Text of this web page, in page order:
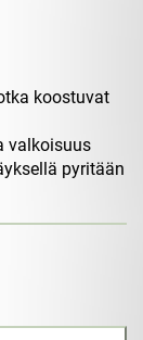
koostuvat
valkoisuus
pyritään